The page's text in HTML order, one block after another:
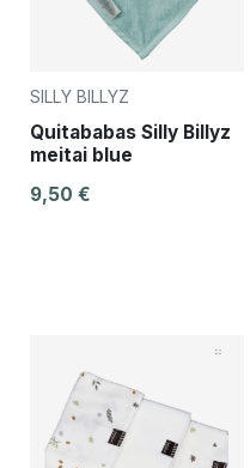
SILLY BILLYZ
Quitababas Silly Billyz
meitai blue
9,50 €